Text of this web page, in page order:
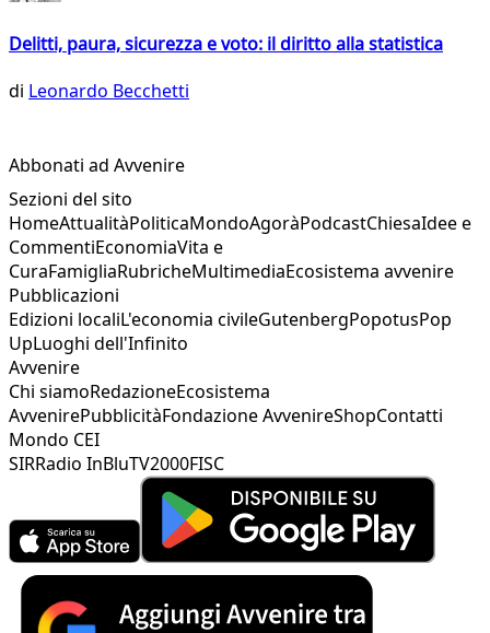
Delitti, paura, sicurezza e voto: il diritto alla statistica
di Leonardo Becchetti
Abbonati ad Avvenire
Sezioni del sito
HomeAttualitàPoliticaMondoAgoràPodcastChiesaIdee e
CommentiEconomiaVita e
CuraFamigliaRubricheMultimediaEcosistema avvenire
Pubblicazioni
Edizioni localiL'economia civileGutenbergPopotusPop
UpLuoghi dell'Infinito
Avvenire
Chi siamoRedazioneEcosistema
AvvenirePubblicitàFondazione AvvenireShopContatti
Mondo CEI
SIRRadio InBluTV2000FISC